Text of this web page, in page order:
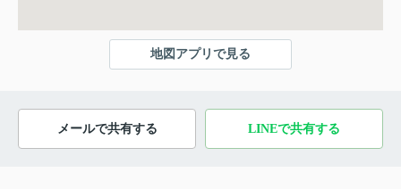
地図アプリで見る
メールで共有する LINEで共有する